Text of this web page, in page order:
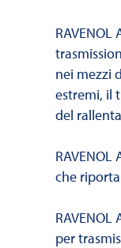
RAVENOL
nei mezzi
estremi, il
del
RAVENOL
che
per